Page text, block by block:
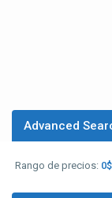
Advanced
Rango de precios: